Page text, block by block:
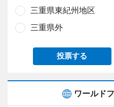
三重県東紀州地区
三重県外
投票する
ワールド